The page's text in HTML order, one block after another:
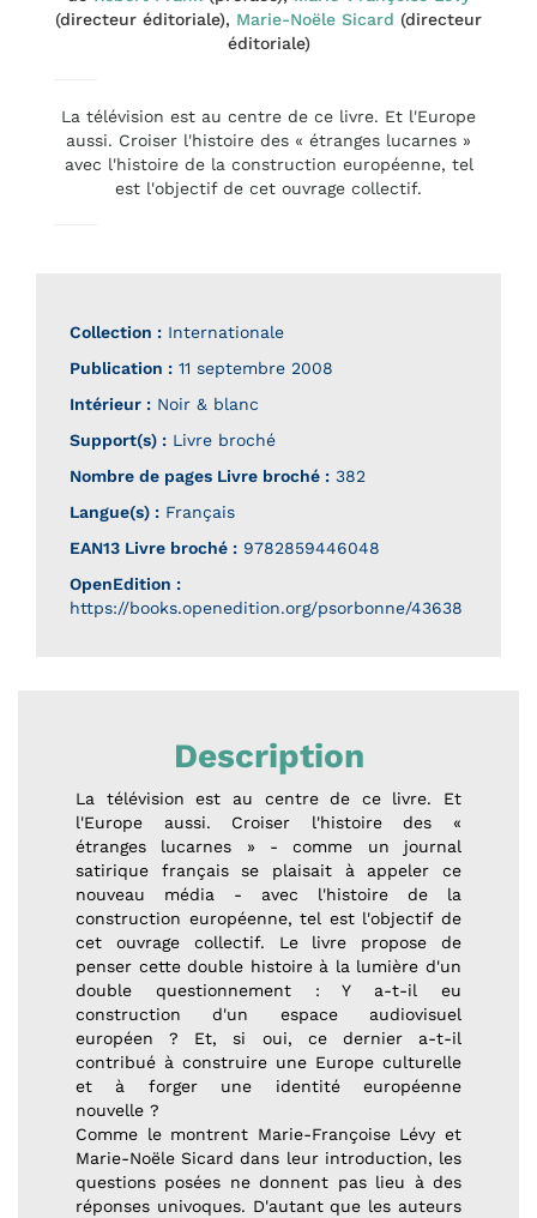
(directeur éditoriale), Marie-Noële Sicard (directeur
éditoriale)
La télévision est au centre de ce livre. Et l'Europe
aussi. Croiser l'histoire des « étranges lucarnes »
avec l'histoire de la construction européenne, tel
est l'objectif de cet ouvrage collectif.
Collection : Internationale
Publication : 11 septembre 2008
Intérieur : Noir & blanc
Support(s) : Livre broché
Nombre de pages Livre broché : 382
Langue(s) : Français
EAN13 Livre broché : 9782859446048
OpenEdition :
https://books.openedition.org/psorbonne/43638
Description
La télévision est au centre de ce livre. Et
l'Europe aussi. Croiser l'histoire des «
étranges lucarnes » - comme un journal
satirique français se plaisait à appeler ce
nouveau média - avec l'histoire de la
construction européenne, tel est l'objectif de
cet ouvrage collectif. Le livre propose de
penser cette double histoire à la lumière d'un
double questionnement : Y a-t-il eu
construction d'un espace audiovisuel
européen ? Et, si oui, ce dernier a-t-il
contribué à construire une Europe culturelle
et à forger une identité européenne
nouvelle ?
Comme le montrent Marie-Françoise Lévy et
Marie-Noële Sicard dans leur introduction, les
questions posées ne donnent pas lieu à des
réponses univoques. D'autant que les auteurs